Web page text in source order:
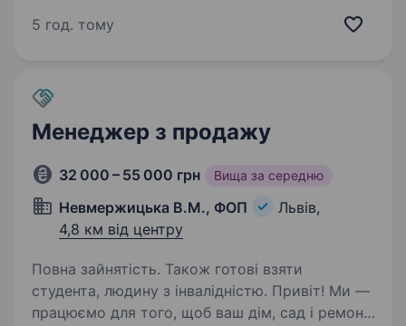
Ми працюємо на ринку понад 20 років
5 год. тому
Менеджер з продажу
32 000 – 55 000 грн Вища за середню
Невмержицька В.М., ФОП
Львів,
4,8 км від центру
Повна зайнятість. Також готові взяти
студента, людину з інвалідністю. Привіт! Ми —
працюємо для того, щоб ваш дім, сад і ремонт